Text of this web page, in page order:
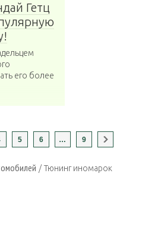
Гетц
его более
5 6 … 9
/ Тюнинг иномарок